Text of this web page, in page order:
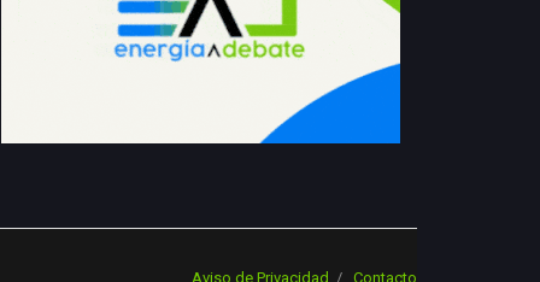
Aviso de Privacidad Contacto